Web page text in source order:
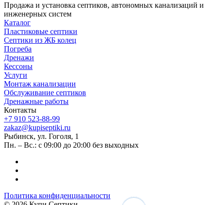
Продажа и установка септиков, автономных канализаций и
инженерных систем
Каталог
Пластиковые септики
Септики из ЖБ колец
Погреба
Дренажи
Кессоны
Услуги
Монтаж канализации
Обслуживание септиков
Дренажные работы
Контакты
+7 910 523-88-99
zakaz@kupiseptiki.ru
Рыбинск, ул. Гоголя, 1
Пн. – Вс.: с 09:00 до 20:00 без выходных
Политика конфиденциальности